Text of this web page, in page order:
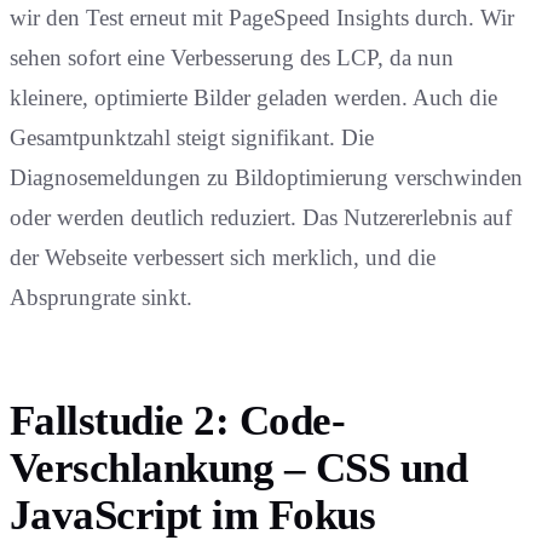
wir den Test erneut mit PageSpeed Insights durch. Wir
sehen sofort eine Verbesserung des LCP, da nun
kleinere, optimierte Bilder geladen werden. Auch die
Gesamtpunktzahl steigt signifikant. Die
Diagnosemeldungen zu Bildoptimierung verschwinden
oder werden deutlich reduziert. Das Nutzererlebnis auf
der Webseite verbessert sich merklich, und die
Absprungrate sinkt.
Fallstudie 2: Code-
Verschlankung – CSS und
JavaScript im Fokus